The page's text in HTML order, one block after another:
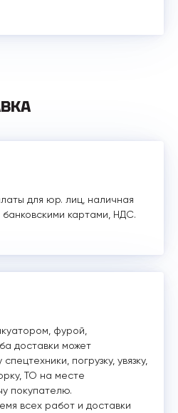
для юр. лиц, наличная
картами, НДС.
фурой,
доставки может
погрузку, увязку,
ТО на месте
покупателю.
всех работ и доставки